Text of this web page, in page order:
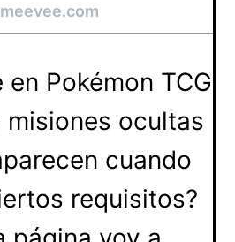
en Pokémon TCG
misiones ocultas
cuando
requisitos?